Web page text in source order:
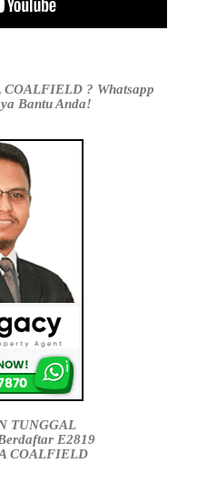
? Whatsapp
Bantu Anda!
TUNGGAL
E2819
COALFIELD